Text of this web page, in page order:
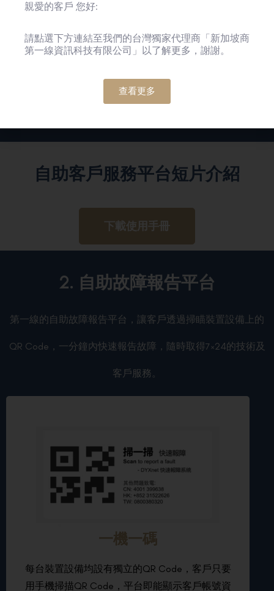
【所有客戶適用】
自助客戶服務平台短片介紹
下載使用手冊
2. 自助故障報告平台
第一線的自助故障報告平台，讓客戶透過掃瞄裝置設備上的
QR Code，一分鐘內快速報告故障，隨時取得7×24的技術及
客戶服務。
一機一碼
每台裝置設備均設有獨立的QR Code，客戶只要
用手機掃描QR Code，平台即能顯示客戶帳號資
親愛的客戶 您好:
請點選下方連結至我們的台灣獨家代理商「新加坡商
第一線資訊科技有限公司」以了解更多，謝謝。
查看更多